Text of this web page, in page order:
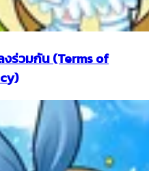
งร่วมกัน (Terms of